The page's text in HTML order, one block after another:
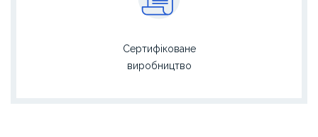
Сертифіковане
виробництво